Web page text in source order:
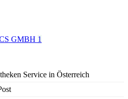
GMBH 1
Service in Österreich